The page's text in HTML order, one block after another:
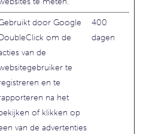
door Google
om de
van de
te
en te
na het
of klikken op
van de advertenties
400
dagen